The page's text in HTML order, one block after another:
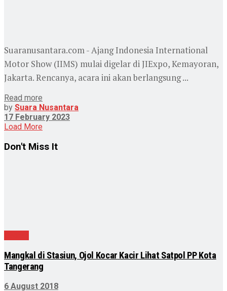
Suaranusantara.com - Ajang Indonesia International
Motor Show (IIMS) mulai digelar di JIExpo, Kemayoran,
Jakarta. Rencanya, acara ini akan berlangsung ...
Read more
by Suara Nusantara
17 February 2023
Load More
Don't Miss It
Mangkal di Stasiun, Ojol Kocar Kacir Lihat Satpol PP Kota
Tangerang
6 August 2018